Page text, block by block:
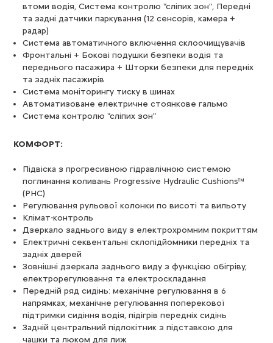
втоми водія, Система контролю "сліпих зон", Передні
та задні датчики паркування (12 сенсорів, камера +
радар)
Cистема автоматичного включення склоочищувачів
Фронтальні + Бокові подушки безпеки водія та
переднього пасажира + Шторки безпеки для передніх
та задніх пасажирів
Система моніторингу тиску в шинах
Автоматизоване електричне стоянкове гальмо
Система контролю "сліпих зон"
КОМФОРТ:
Підвіска з прогресивною гідравлічною системою
поглинання коливань Progressive Hydraulic Cushions™
(PHC)
Регулювання рульової колонки по висоті та вильоту
Клімат-контроль
Дзеркало заднього виду з електрохромним покриттям
Електричні секвентальні склопідйомники передніх та
задніх дверей
Зовнішні дзеркала заднього виду з функцією обігріву,
електрорегулювання та електроскладання
Передній ряд сидінь: механічне регулювання в 6
напрямках, механічне регулювання поперекової
підтримки сидіння водія, підігрів передніх сидінь
Задній центральний підлокітник з підставкою для
чашки та люком для лиж